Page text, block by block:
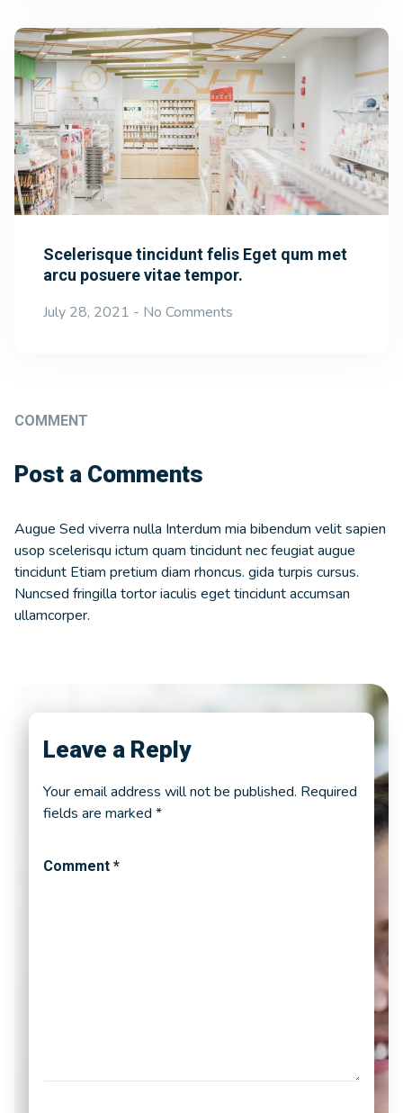
Scelerisque tincidunt felis Eget qum met
arcu posuere vitae tempor.
July 28, 2021 No Comments
COMMENT
Post a Comments
Augue Sed viverra nulla Interdum mia bibendum velit sapien
usop scelerisqu ictum quam tincidunt nec feugiat augue
tincidunt Etiam pretium diam rhoncus. gida turpis cursus.
Nuncsed fringilla tortor iaculis eget tincidunt accumsan
ullamcorper.
Leave a Reply
Your email address will not be published. Required
fields are marked *
Comment *